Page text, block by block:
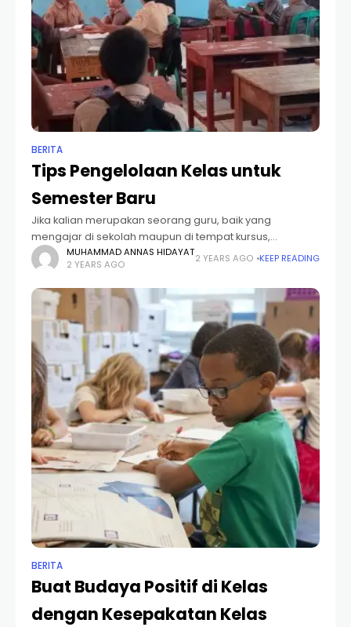
BERITA
Tips Pengelolaan Kelas untuk
Semester Baru
Jika kalian merupakan seorang guru, baik yang
mengajar di sekolah maupun di tempat kursus,
kemampuan pengelolaan kelas menjadi keterampilan
yang sangat penting untuk dikuasai. Tanpa keterampilan
ini, tujuan dari proses
MUHAMMAD ANNAS HIDAYAT
2 YEARS AGO
2 YEARS AGO KEEP READING
BERITA
Buat Budaya Positif di Kelas
dengan Kesepakatan Kelas